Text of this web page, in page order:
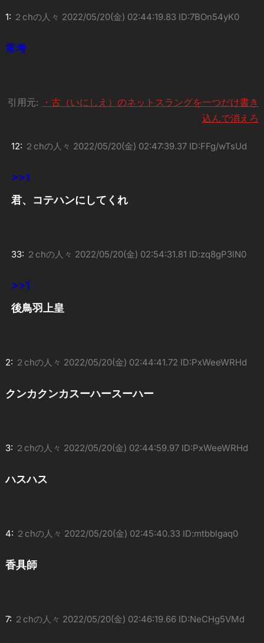
1: ２chの人々 2022/05/20(金) 02:44:19.83 ID:7BOn54yK0
常考
引用元:
・古（いにしえ）のネットスラングを一つだけ書き
込んで消えろ
12: ２chの人々 2022/05/20(金) 02:47:39.37 ID:FFg/wTsUd
>>1
君、コテハンにしてくれ
33: ２chの人々 2022/05/20(金) 02:54:31.81 ID:zq8gP3lN0
>>1
後鳥羽上皇
2: ２chの人々 2022/05/20(金) 02:44:41.72 ID:PxWeeWRHd
クンカクンカスーハースーハー
3: ２chの人々 2022/05/20(金) 02:44:59.97 ID:PxWeeWRHd
ハスハス
4: ２chの人々 2022/05/20(金) 02:45:40.33 ID:mtbblgaq0
香具師
7: ２chの人々 2022/05/20(金) 02:46:19.66 ID:NeCHg5VMd